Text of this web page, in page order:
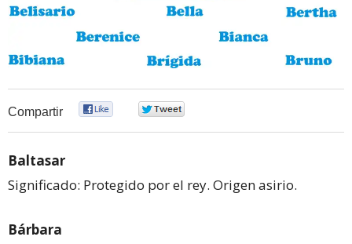
Compartir
Baltasar
Significado: Protegido por el rey. Origen asirio.
Bárbara